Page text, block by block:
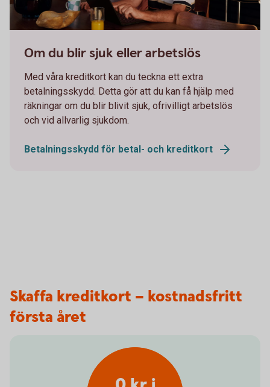
Om du blir sjuk eller arbetslös
Med våra kreditkort kan du teckna ett extra
betalningsskydd. Detta gör att du kan få hjälp med
räkningar om du blir blivit sjuk, ofrivilligt arbetslös
och vid allvarlig sjukdom.
Betalningsskydd för betal- och kreditkort
Skaffa kreditkort – kostnadsfritt
första året